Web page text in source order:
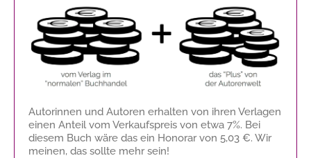
Autorinnen und Autoren erhalten von ihren Verlagen
einen Anteil vom Verkaufspreis von etwa 7%. Bei
diesem Buch wäre das ein Honorar von 5,03 €. Wir
meinen, das sollte mehr sein!